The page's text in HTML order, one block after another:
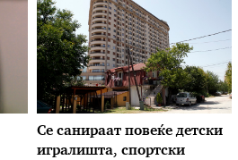
Се санираат повеќе детски
игралишта, спортски